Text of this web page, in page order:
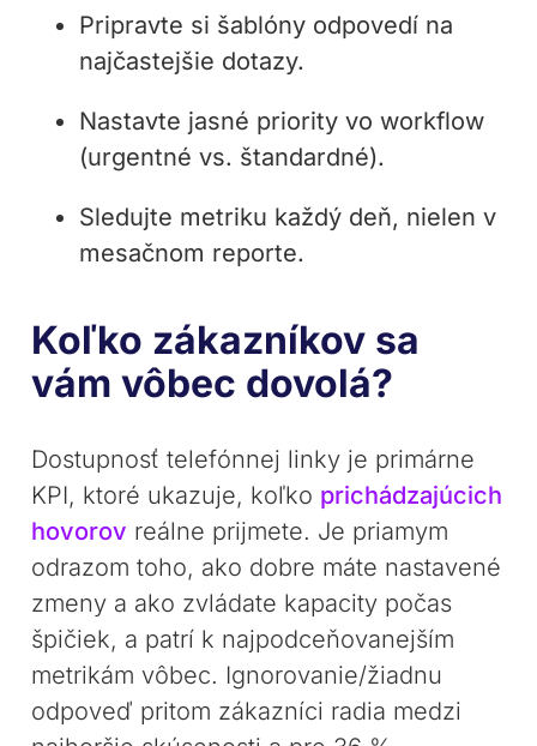
Pripravte si šablóny odpovedí na
najčastejšie dotazy.
Nastavte jasné priority vo workflow
(urgentné vs. štandardné).
Sledujte metriku každý deň, nielen v
mesačnom reporte.
Koľko zákazníkov sa
vám vôbec dovolá?
Dostupnosť telefónnej linky je primárne
KPI, ktoré ukazuje, koľko prichádzajúcich
hovorov reálne prijmete. Je priamym
odrazom toho, ako dobre máte nastavené
zmeny a ako zvládate kapacity počas
špičiek, a patrí k najpodceňovanejším
metrikám vôbec. Ignorovanie/žiadnu
odpoveď pritom zákazníci radia medzi